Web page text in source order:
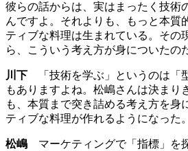
彼らの話からは、実はまったく技術
んですよ。それよりも、もっと本質
ティブな料理は生まれている。その
ら、こういう考え方が身についたの
川下 「技術を学ぶ」というのは「
もありますよね。松嶋さんは決まり
も、本質まで突き詰める考え方を身
ティブな料理が作れるようになった。
松嶋 マーケティングで「指標」を